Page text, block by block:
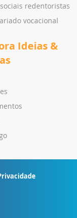
redentoristas
vocacional
Ideias &